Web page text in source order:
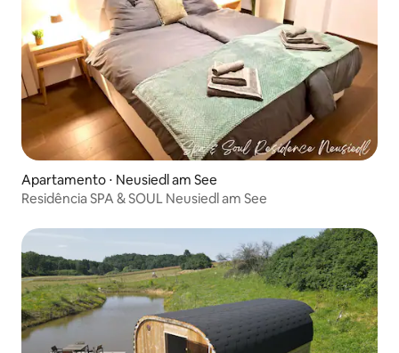
Apartamento ⋅ Neusiedl am See
Residência SPA & SOUL Neusiedl am See